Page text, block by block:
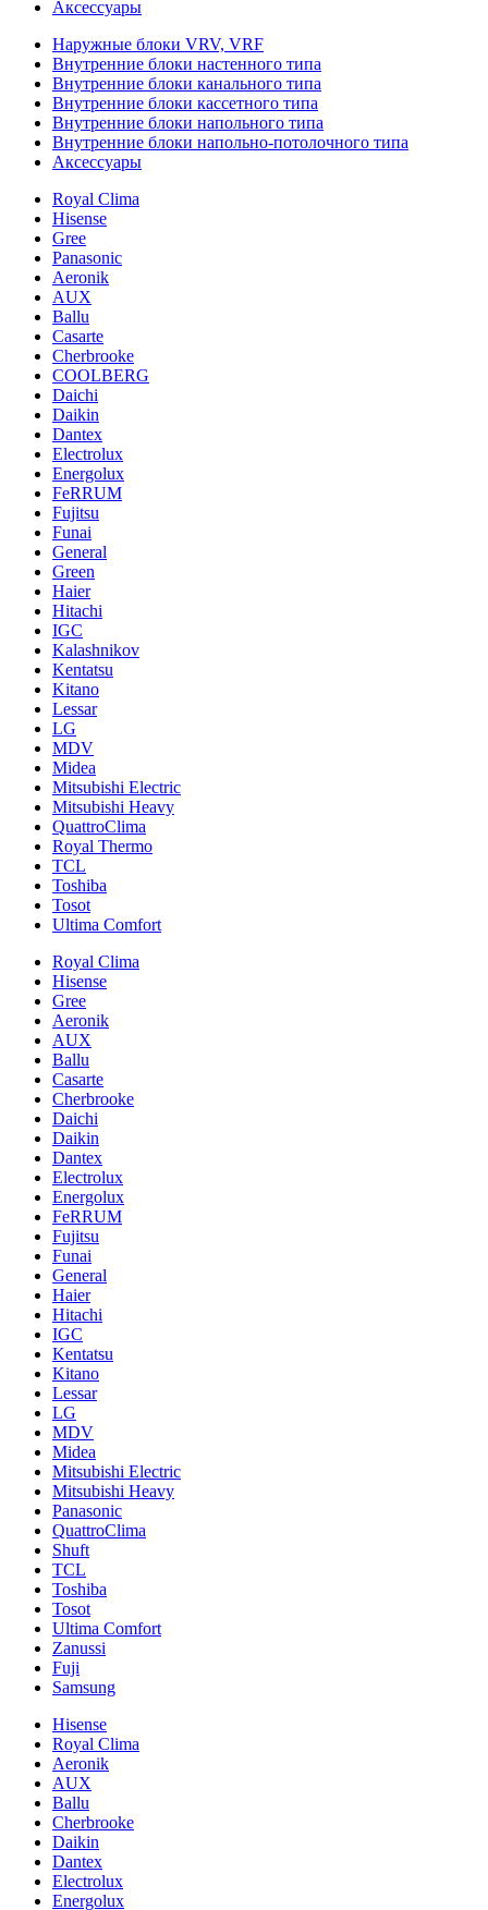
Аксессуары
Наружные блоки VRV, VRF
Внутренние блоки настенного типа
Внутренние блоки канального типа
Внутренние блоки кассетного типа
Внутренние блоки напольного типа
Внутренние блоки напольно-потолочного типа
Аксессуары
Royal Clima
Hisense
Gree
Panasonic
Aeronik
AUX
Ballu
Casarte
Cherbrooke
COOLBERG
Daichi
Daikin
Dantex
Electrolux
Energolux
FeRRUM
Fujitsu
Funai
General
Green
Haier
Hitachi
IGC
Kalashnikov
Kentatsu
Kitano
Lessar
LG
MDV
Midea
Mitsubishi Electric
Mitsubishi Heavy
QuattroClima
Royal Thermo
TCL
Toshiba
Tosot
Ultima Comfort
Royal Clima
Hisense
Gree
Aeronik
AUX
Ballu
Casarte
Cherbrooke
Daichi
Daikin
Dantex
Electrolux
Energolux
FeRRUM
Fujitsu
Funai
General
Haier
Hitachi
IGC
Kentatsu
Kitano
Lessar
LG
MDV
Midea
Mitsubishi Electric
Mitsubishi Heavy
Panasonic
QuattroClima
Shuft
TCL
Toshiba
Tosot
Ultima Comfort
Zanussi
Fuji
Samsung
Hisense
Royal Clima
Aeronik
AUX
Ballu
Cherbrooke
Daikin
Dantex
Electrolux
Energolux